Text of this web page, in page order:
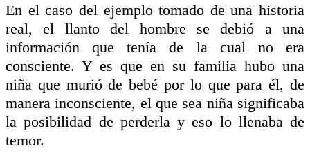
En el caso del ejemplo tomado de una historia
real, el llanto del hombre se debió a una
información que tenía de la cual no era
consciente. Y es que en su familia hubo una
niña que murió de bebé por lo que para él, de
manera inconsciente, el que sea niña significaba
la posibilidad de perderla y eso lo llenaba de
temor.